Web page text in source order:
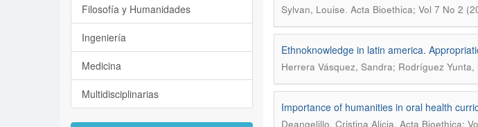
Sylvan, Louise. Acta Bioethica; Vol 7 No 2
Ethnoknowledge in latin america.
Herrera Vásquez, Sandra; Rodríguez Yunta,
Importance of humanities in oral health
Deangelillo, Cristina Alicia. Acta Bioethica;
Filosofía y Humanidades
Ingeniería
Medicina
Multidisciplinarias